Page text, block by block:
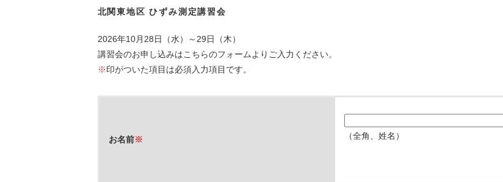
北関東地区 ひずみ測定講習会
2026年10月28日（水）～29日（木）
講習会のお申し込みはこちらのフォームよりご入力ください。
※印がついた項目は必須入力項目です。
お名前※ （全角、姓名）